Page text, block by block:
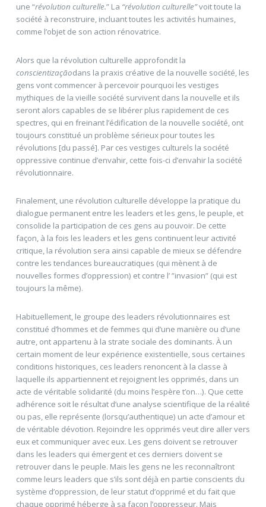
une “révolution culturelle.” La “révolution culturelle”voit toute la
société à reconstruire, incluant toutes les activités humaines,
comme l’objet de son action rénovatrice.
Alors que la révolution culturelle approfondit la
conscientizaçãodans la praxis créative de la nouvelle société, les
gens vont commencer à percevoir pourquoi les vestiges
mythiques de la vieille société survivent dans la nouvelle et ils
seront alors capables de se libérer plus rapidement de ces
spectres, qui en freinant l’édification de la nouvelle société, ont
toujours constitué un problème sérieux pour toutes les
révolutions [du passé]. Par ces vestiges culturels la société
oppressive continue d’envahir, cette fois-ci d’envahir la société
révolutionnaire.
Finalement, une révolution culturelle développe la pratique du
dialogue permanent entre les leaders et les gens, le peuple, et
consolide la participation de ces gens au pouvoir. De cette
façon, à la fois les leaders et les gens continuent leur activité
critique, la révolution sera ainsi capable de mieux se défendre
contre les tendances bureaucratiques (qui mènent à de
nouvelles formes d’oppression) et contre l’ ”invasion” (qui est
toujours la même).
Habituellement, le groupe des leaders révolutionnaires est
constitué d’hommes et de femmes qui d’une manière ou d’une
autre, ont appartenu à la strate sociale des dominants. À un
certain moment de leur expérience existentielle, sous certaines
conditions historiques, ces leaders renoncent à la classe à
laquelle ils appartiennent et rejoignent les opprimés, dans un
acte de véritable solidarité (du moins l’espère t’on…). Que cette
adhérence soit le résultat d’une analyse scientifique de la réalité
ou pas, elle représente (lorsqu’authentique) un acte d’amour et
de véritable dévotion. Rejoindre les opprimés veut dire aller vers
eux et communiquer avec eux. Les gens doivent se retrouver
dans les leaders qui émergent et ces derniers doivent se
retrouver dans le peuple. Mais les gens ne les reconnaîtront
comme leurs leaders que s’ils sont déjà en partie conscients du
système d’oppression, de leur statut d’opprimé et du fait que
chaque opprimé héberge à sa façon l’oppresseur. Mais